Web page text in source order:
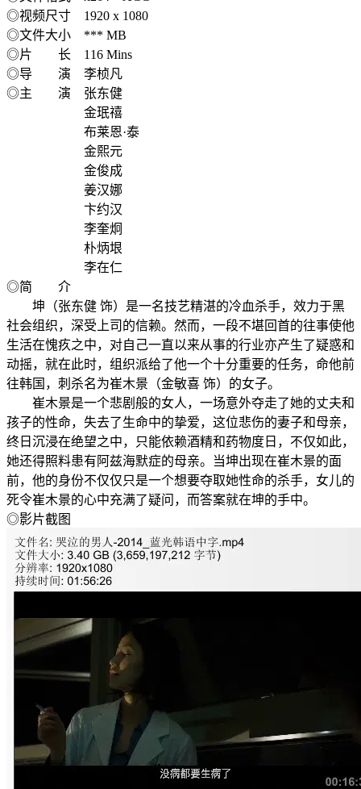
◎视频尺寸 1920 x 1080
◎文件大小 *** MB
◎片 长 116 Mins
◎导 演 李桢凡
◎主 演 张东健
金珉禧
布莱恩·泰
金熙元
金俊成
姜汉娜
卞约汉
李奎炯
朴炳垠
李在仁
◎简 介
坤（张东健 饰）是一名技艺精湛的冷血杀手，效力于黑
社会组织，深受上司的信赖。然而，一段不堪回首的往事使他
生活在愧疚之中，对自己一直以来从事的行业亦产生了疑惑和
动摇，就在此时，组织派给了他一个十分重要的任务，命他前
往韩国，刺杀名为崔木景（金敏喜 饰）的女子。
崔木景是一个悲剧般的女人，一场意外夺走了她的丈夫和
孩子的性命，失去了生命中的挚爱，这位悲伤的妻子和母亲，
终日沉浸在绝望之中，只能依赖酒精和药物度日，不仅如此，
她还得照料患有阿兹海默症的母亲。当坤出现在崔木景的面
前，他的身份不仅仅只是一个想要夺取她性命的杀手，女儿的
死令崔木景的心中充满了疑问，而答案就在坤的手中。
◎影片截图